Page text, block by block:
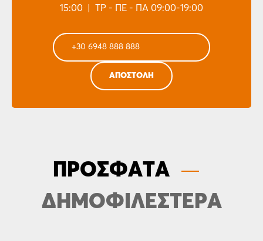
15:00 | ΤΡ - ΠΕ - ΠΑ 09:00-19:00
ΠΡΟΣΦΑΤΑ
ΔΗΜΟΦΙΛΕΣΤΕΡΑ